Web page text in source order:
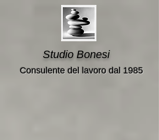
Studio Bonesi
Consulente del lavoro dal 1985